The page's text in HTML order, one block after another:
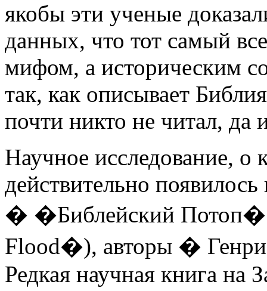
якобы эти ученые
данных, что тот самый
мифом, а историческим
так, как описывает
почти никто не читал, да
Научное исследование, о
действительно
� �Библейский
Flood�), авторы �
Редкая научная книга на